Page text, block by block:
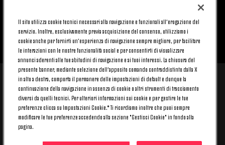
TORNA SU
© 2026 Juventus Football Club S.p.A.
Juventus Football Club S.p.A. Via Druento, 175 10151 Torino - Italia;
CONTACT CENTER (+39) 011.45.30.486. Il servizio è attivo dal lunedì al
venerdì (9-20) e il sabato (9-15), festivi esclusi.
Il costo del servizio varia in base al piano tariffario sottoscritto con il
proprio operatore telefonico e non prevede alcun costo aggiuntivo.
Il sito utilizza cookie tecnici necessari alla navigazione e funzionali all’erogazione del
servizio. Inoltre, esclusivamente previa acquisizione del consenso, utilizziamo i
cookie anche per fornirti un’esperienza di navigazione sempre migliore, per facilitare
le interazioni con le nostre funzionalità social e per consentirti di visualizzare
annunci aderenti alle tue abitudini di navigazione e ai tuoi interessi. La chiusura del
presente banner, mediante selezione dell’apposito comando contraddistinto dalla X
in alto a destra, comporta il permanere delle impostazioni di default e dunque la
continuazione della navigazione in assenza di cookie o altri strumenti di tracciamento
diversi da quelli tecnici. Per ulteriori informazioni sui cookie e per gestire le tue
preferenze clicca su Impostazioni Cookie.* Ti ricordiamo inoltre che puoi sempre
modificare le tue preferenze accedendo alla sezione "Gestisci Cookie" in fondo alla
pagina.